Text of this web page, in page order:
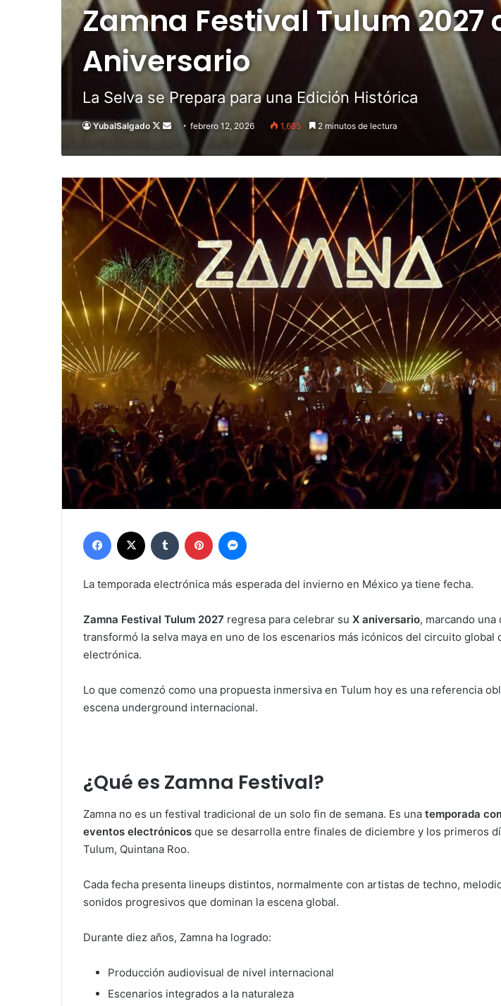
Zamna Festival Tulum 2027
Aniversario
La Selva se Prepara para una Edición Histórica
YubalSalgado
Follow
X
Send
email
febrero 12, 2026 1,685 2 minutos de lectura
Facebook Tumblr Pinterest
La temporada electrónica más esperada del invierno en México ya tiene fecha.
Zamna Festival Tulum 2027 regresa para celebrar su X aniversario, marcando una
transformó la selva maya en uno de los escenarios más icónicos del circuito global
electrónica.
Lo que comenzó como una propuesta inmersiva en Tulum hoy es una referencia
escena underground internacional.
¿Qué es Zamna Festival?
Zamna no es un festival tradicional de un solo fin de semana. Es una temporada
eventos electrónicos que se desarrolla entre finales de diciembre y los primeros
Tulum, Quintana Roo.
Cada fecha presenta lineups distintos, normalmente con artistas de techno,
sonidos progresivos que dominan la escena global.
Durante diez años, Zamna ha logrado:
Producción audiovisual de nivel internacional
Escenarios integrados a la naturaleza